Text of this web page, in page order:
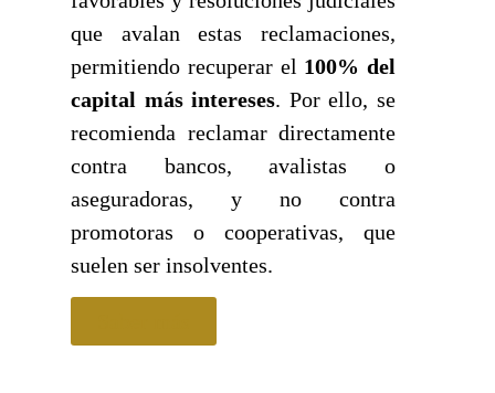
que avalan estas reclamaciones,
permitiendo recuperar el 100% del
capital más intereses. Por ello, se
recomienda reclamar directamente
contra bancos, avalistas o
aseguradoras, y no contra
promotoras o cooperativas, que
suelen ser insolventes.